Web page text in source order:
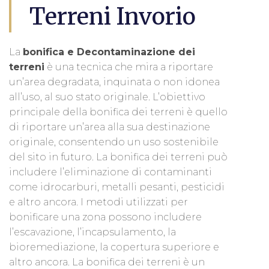
Terreni Invorio
La bonifica e Decontaminazione dei
terreni è una tecnica che mira a riportare
un’area degradata, inquinata o non idonea
all’uso, al suo stato originale. L’obiettivo
principale della bonifica dei terreni è quello
di riportare un’area alla sua destinazione
originale, consentendo un uso sostenibile
del sito in futuro. La bonifica dei terreni può
includere l’eliminazione di contaminanti
come idrocarburi, metalli pesanti, pesticidi
e altro ancora. I metodi utilizzati per
bonificare una zona possono includere
l’escavazione, l’incapsulamento, la
bioremediazione, la copertura superiore e
altro ancora. La bonifica dei terreni è un